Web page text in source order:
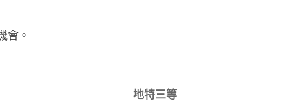
會。
地特三等